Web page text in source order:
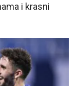
i krasni